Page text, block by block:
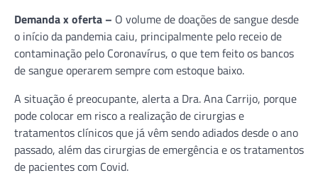
Demanda x oferta – O volume de doações de sangue desde
o início da pandemia caiu, principalmente pelo receio de
contaminação pelo Coronavírus, o que tem feito os bancos
de sangue operarem sempre com estoque baixo.
A situação é preocupante, alerta a Dra. Ana Carrijo, porque
pode colocar em risco a realização de cirurgias e
tratamentos clínicos que já vêm sendo adiados desde o ano
passado, além das cirurgias de emergência e os tratamentos
de pacientes com Covid.